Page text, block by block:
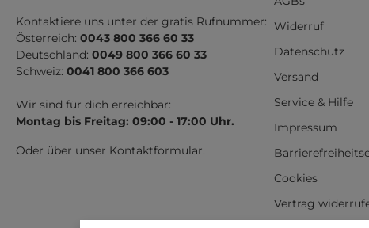
Kontaktiere uns unter der gratis Rufnummer:
Österreich: 0043 800 366 60 33
Deutschland: 0049 800 366 60 33
Schweiz: 0041 800 366 603
Wir sind für dich erreichbar:
Montag bis Freitag: 09:00 - 17:00 Uhr.
Oder über unser Kontaktformular.
Widerruf
Datenschutz
Versand
Service & Hilfe
Impressum
Cookies
Vertrag